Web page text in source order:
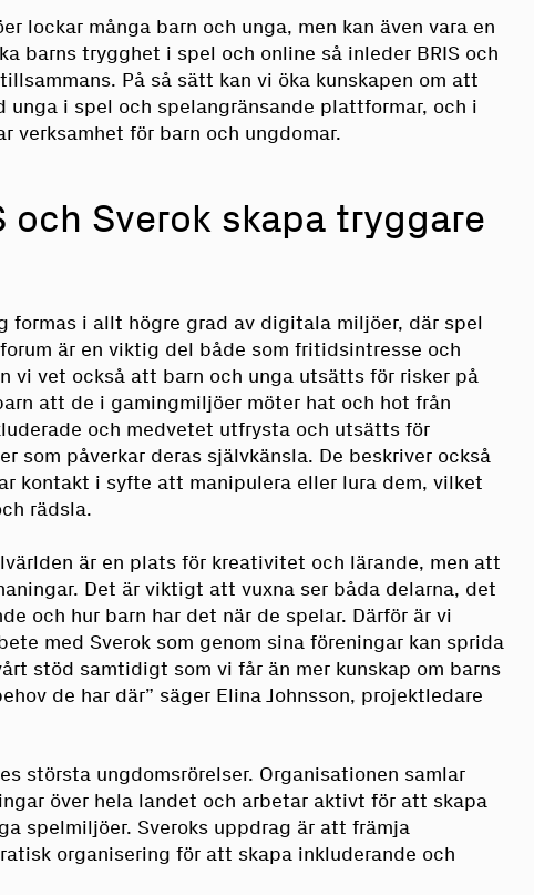
lockar många barn och unga, men kan även vara en
barns trygghet i spel och online så inleder BRIS och
På så sätt kan vi öka kunskapen om att
unga i spel och spelangränsande plattformar, och i
verksamhet för barn och ungdomar.
och Sverok skapa tryggare
formas i allt högre grad av digitala miljöer, där spel
är en viktig del både som fritidsintresse och
vi vet också att barn och unga utsätts för risker på
att de i gamingmiljöer möter hat och hot från
och medvetet utfrysta och utsätts för
som påverkar deras självkänsla. De beskriver också
kontakt i syfte att manipulera eller lura dem, vilket
rädsla.
är en plats för kreativitet och lärande, men att
Det är viktigt att vuxna ser båda delarna, det
och hur barn har det när de spelar. Därför är vi
med Sverok som genom sina föreningar kan sprida
stöd samtidigt som vi får än mer kunskap om barns
de har där” säger Elina Johnsson, projektledare
största ungdomsrörelser. Organisationen samlar
över hela landet och arbetar aktivt för att skapa
spelmiljöer. Sveroks uppdrag är att främja
organisering för att skapa inkluderande och